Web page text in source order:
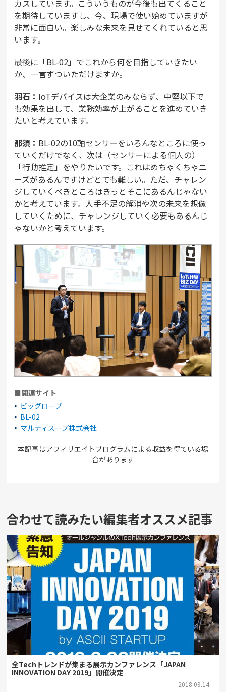
カスしています。こういうものが今後も出てくること
を期待していますし、今、現場で使い始めていますが
非常に面白い。楽しみな未来を見せてくれていると思
います。
――最後に「BL-02」でこれから何を目指していきたい
か、一言ずついただけますか。
羽石： IoTデバイスは大企業のみならず、中堅以下で
も効果を出して、業務効率が上がることを進めていき
たいと考えています。
那須： BL-02の10軸センサーをいろんなところに使っ
ていくだけでなく、次は（センサーによる個人の）
「行動推定」をやりたいです。これはめちゃくちゃニ
ーズがあるんですけどとても難しい。ただ、チャレン
ジしていくべきところはきっとそこにあるんじゃない
かと考えています。人手不足の解消や次の未来を想像
していくために、チャレンジしていく必要もあるんじ
ゃないかと考えています。
■関連サイト
ビッグローブ
BL-02
マルティスープ株式会社
本記事はアフィリエイトプログラムによる収益を得ている場
合があります
合わせて読みたい編集者オススメ記事
全Techトレンドが集まる展示カンファレンス「JAPAN
INNOVATION DAY 2019」開催決定
2018.09.14